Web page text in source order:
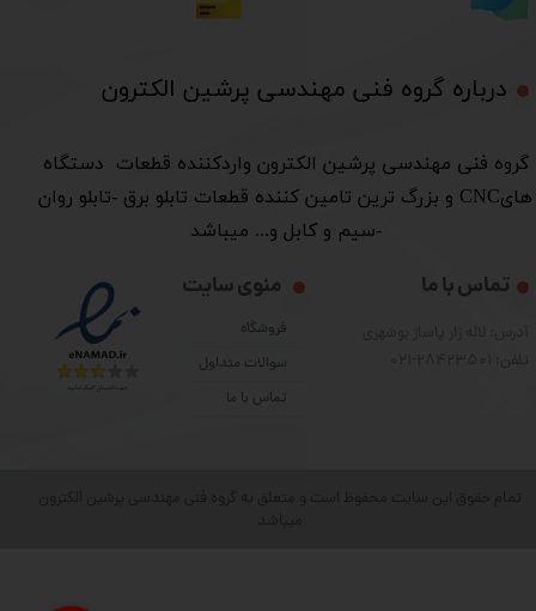
درباره گروه فنی مهندسی پرشین الکترون​​​​​​​
​گروه فنی مهندسی پرشین الکترون واردکننده قطعات دستگاه
هایCNC و بزرگ ترین تامین کننده قطعات تابلو برق -تابلو روان
-سیم و کابل و... میباشد
منوی سایت
فروشگاه
سوالات متداول
تماس با ما
تماس با ما